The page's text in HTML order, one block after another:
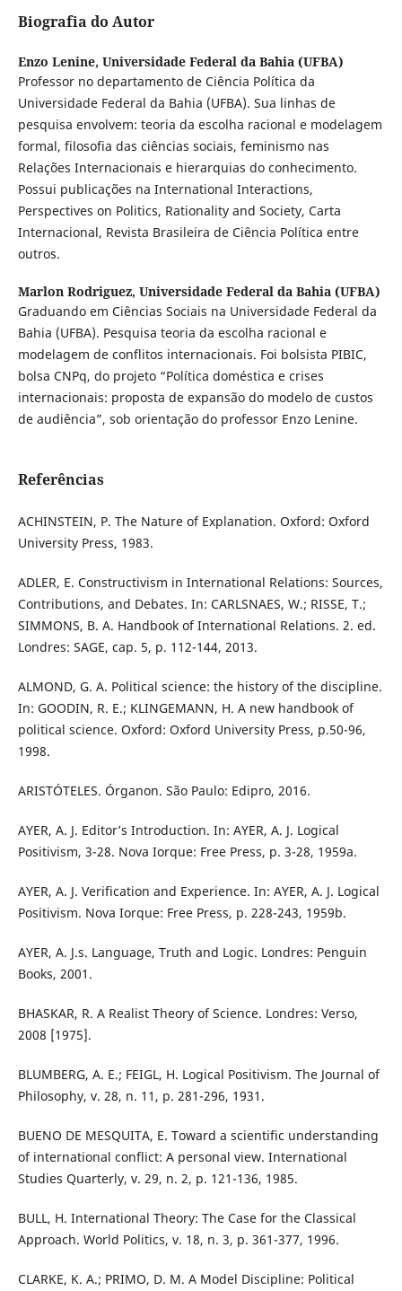
Biografia do Autor
Enzo Lenine, Universidade Federal da Bahia (UFBA)
Professor no departamento de Ciência Política da
Universidade Federal da Bahia (UFBA). Sua linhas de
pesquisa envolvem: teoria da escolha racional e modelagem
formal, filosofia das ciências sociais, feminismo nas
Relações Internacionais e hierarquias do conhecimento.
Possui publicações na International Interactions,
Perspectives on Politics, Rationality and Society, Carta
Internacional, Revista Brasileira de Ciência Política entre
outros.
Marlon Rodriguez, Universidade Federal da Bahia (UFBA)
Graduando em Ciências Sociais na Universidade Federal da
Bahia (UFBA). Pesquisa teoria da escolha racional e
modelagem de conflitos internacionais. Foi bolsista PIBIC,
bolsa CNPq, do projeto “Política doméstica e crises
internacionais: proposta de expansão do modelo de custos
de audiência”, sob orientação do professor Enzo Lenine.
Referências
ACHINSTEIN, P. The Nature of Explanation. Oxford: Oxford
University Press, 1983.
ADLER, E. Constructivism in International Relations: Sources,
Contributions, and Debates. In: CARLSNAES, W.; RISSE, T.;
SIMMONS, B. A. Handbook of International Relations. 2. ed.
Londres: SAGE, cap. 5, p. 112-144, 2013.
ALMOND, G. A. Political science: the history of the discipline.
In: GOODIN, R. E.; KLINGEMANN, H. A new handbook of
political science. Oxford: Oxford University Press, p.50-96,
1998.
ARISTÓTELES. Órganon. São Paulo: Edipro, 2016.
AYER, A. J. Editor’s Introduction. In: AYER, A. J. Logical
Positivism, 3-28. Nova Iorque: Free Press, p. 3-28, 1959a.
AYER, A. J. Verification and Experience. In: AYER, A. J. Logical
Positivism. Nova Iorque: Free Press, p. 228-243, 1959b.
AYER, A. J.s. Language, Truth and Logic. Londres: Penguin
Books, 2001.
BHASKAR, R. A Realist Theory of Science. Londres: Verso,
2008 [1975].
BLUMBERG, A. E.; FEIGL, H. Logical Positivism. The Journal of
Philosophy, v. 28, n. 11, p. 281-296, 1931.
BUENO DE MESQUITA, E. Toward a scientific understanding
of international conflict: A personal view. International
Studies Quarterly, v. 29, n. 2, p. 121-136, 1985.
BULL, H. International Theory: The Case for the Classical
Approach. World Politics, v. 18, n. 3, p. 361-377, 1996.
CLARKE, K. A.; PRIMO, D. M. A Model Discipline: Political